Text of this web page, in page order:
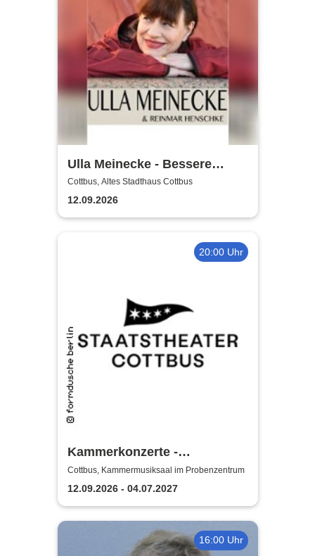
Ulla Meinecke - Bessere
Zeiten Tour
Cottbus, Altes Stadthaus Cottbus
12.09.2026
20:00 Uhr
Kammerkonzerte -
Staatstheater Cottbus
Cottbus, Kammermusiksaal im Probenzentrum
12.09.2026 - 04.07.2027
16:00 Uhr